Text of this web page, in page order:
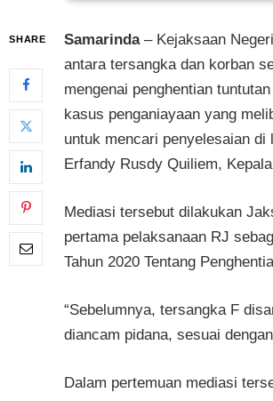
SHARE Samarinda– Kejaksaan
antara tersangka dan korban
mengenai penghentian
kasus penganiayaan yang
untuk mencari penyelesaian
Erfandy Rusdy Quiliem,
Mediasi tersebut dilakukan
pertama pelaksanaan RJ
Tahun 2020 Tentang
“Sebelumnya, tersangka F
diancam pidana, sesuai
Dalam pertemuan mediasi